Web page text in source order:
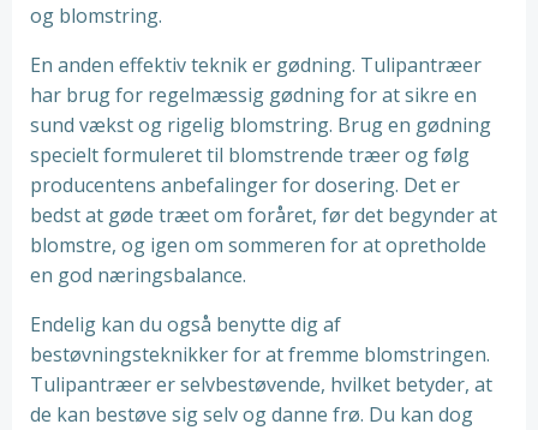
og blomstring.
En anden effektiv teknik er gødning. Tulipantræer
har brug for regelmæssig gødning for at sikre en
sund vækst og rigelig blomstring. Brug en gødning
specielt formuleret til blomstrende træer og følg
producentens anbefalinger for dosering. Det er
bedst at gøde træet om foråret, før det begynder at
blomstre, og igen om sommeren for at opretholde
en god næringsbalance.
Endelig kan du også benytte dig af
bestøvningsteknikker for at fremme blomstringen.
Tulipantræer er selvbestøvende, hvilket betyder, at
de kan bestøve sig selv og danne frø. Du kan dog